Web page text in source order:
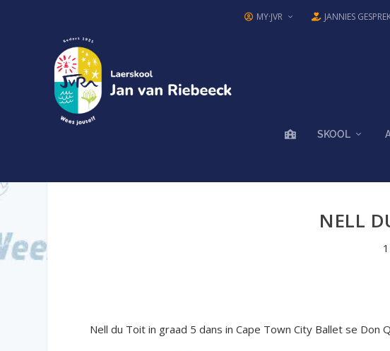
MY·JVR JANNIES
SKOOL
NELL
Nell du Toit in graad 5 dans in Cape Town City Ballet se Don